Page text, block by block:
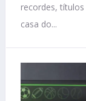
recordes,
casa do...